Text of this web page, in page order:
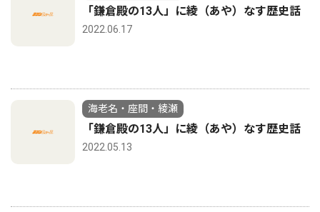
「鎌倉殿の13人」に綾（あや）なす歴史話
2022.06.17
海老名・座間・綾瀬
「鎌倉殿の13人」に綾（あや）なす歴史話
2022.05.13